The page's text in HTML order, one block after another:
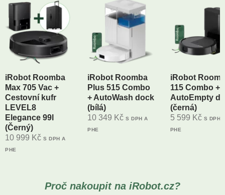
iRobot Roomba
Max 705 Vac +
Cestovní kufr
LEVEL8
Elegance 99l
(Černý)
10 999 Kč S DPH A
PHE
iRobot Roomba
Plus 515 Combo
+ AutoWash dock
(bílá)
10 349 Kč S DPH A
PHE
iRobot
115 Combo +
AutoEmpty
(černá)
5 599 Kč S DPH
PHE
Proč nakoupit na iRobot.cz?